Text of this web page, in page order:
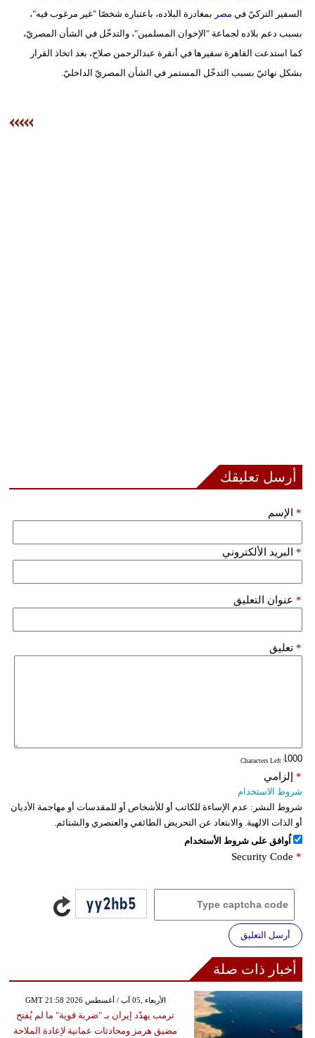
السفير التركيّ في مصر بمغادرة البلاده، باعتباره شخصًا "غير مرغوب فيه"،
بسبب دعم بلاده لجماعة "الإخوان المسلمين"، والتدخّل في الشأن المصريّ،
كما استدعت القاهرة سفيرها في أنقرة عبدالرحمن صلاح، بعد اتخاذ القرار
بشكل نهائيّ بسبب التدخّل المستمر في الشأن المصريّ الداخليّ.
أرسل تعليقك
الإسم *
البريد الألكتروني *
عنوان التعليق *
تعليق *
: Characters Left
إلزامي *
شروط الاستخدام
شروط النشر: عدم الإساءة للكاتب أو للأشخاص أو للمقدسات أو مهاجمة الأديان
أو الذات الالهية. والابتعاد عن التحريض الطائفي والعنصري والشتائم.
اُوافق على شروط الأستخدام
Security Code *
أرسل التعليق
أخبار ذات صلة
GMT 21:58 2026 الأربعاء ,05 آب / أغسطس
ترمب يهدّد إيران بـ "ضربة قوية" ما لم يُفتح
مضيق هرمز ومحادثات عمانية لإعادة الملاحة